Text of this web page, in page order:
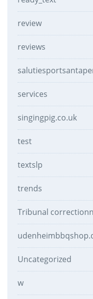
review
reviews
services
singingpig.co.uk
test
textslp
trends
Tribunal
Uncategorized
w